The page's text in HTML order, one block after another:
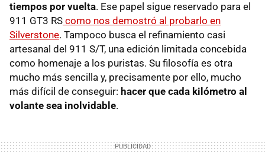
tiempos por vuelta. Ese papel sigue reservado para el
911 GT3 RS como nos demostró al probarlo en
Silverstone. Tampoco busca el refinamiento casi
artesanal del 911 S/T, una edición limitada concebida
como homenaje a los puristas. Su filosofía es otra
mucho más sencilla y, precisamente por ello, mucho
más difícil de conseguir: hacer que cada kilómetro al
volante sea inolvidable.